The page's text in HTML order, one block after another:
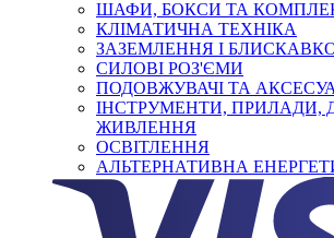
ШАФИ, БОКСИ ТА
КЛІМАТИЧНА ТЕХНІКА
ЗАЗЕМЛЕННЯ І
СИЛОВІ РОЗ'ЄМИ
ПОДОВЖУВАЧІ ТА
ІНСТРУМЕНТИ, ПРИЛАДИ,
ЖИВЛЕННЯ
ОСВІТЛЕННЯ
АЛЬТЕРНАТИВНА